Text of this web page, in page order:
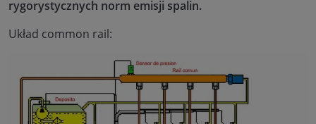
rygorystycznych norm emisji spalin.
Układ common rail: